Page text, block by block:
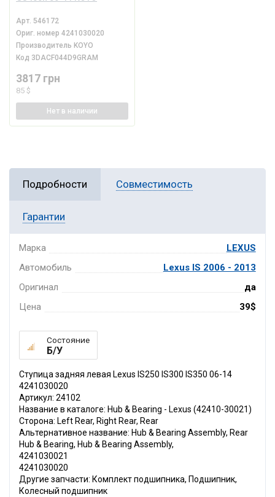
Арт. 546172
Ориг. номер4241030020
Производитель KOYO
Код 3DACF044D9GRAM
3817 грн
85 $
Нет в наличии
Подробности Совместимость
Гарантии
Марка
LEXUS
Автомобиль
Lexus IS 2006 - 2013
Оригинал
да
Цена
39$
Состояние
Б/У
Ступица задняя левая Lexus IS250 IS300 IS350 06-14
4241030020
Артикул: 24102
Название в каталоге: Hub & Bearing - Lexus (42410-30021)
Сторона: Left Rear, Right Rear, Rear
Альтернативное название: Hub & Bearing Assembly, Rear
Hub & Bearing, Hub & Bearing Assembly,
4241030021
4241030020
Другие запчасти: Комплект подшипника, Подшипник,
Колесный подшипник